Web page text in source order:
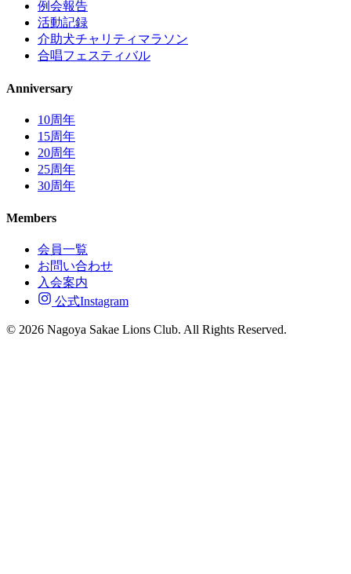
例会報告
活動記録
介助犬チャリティマラソン
合唱フェスティバル
Anniversary
10周年
15周年
20周年
25周年
30周年
Members
会員一覧
お問い合わせ
入会案内
公式Instagram
© 2026 Nagoya Sakae Lions Club. All Rights Reserved.